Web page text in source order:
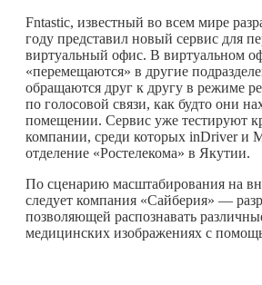
Fntastiс, известный во всем мире
году представил новый сервис для
виртуальный офис. В виртуальном
«перемещаются» в другие
обращаются друг к другу в режиме
по голосовой связи, как будто они
помещении. Сервис уже тестируют
компании, среди которых inDriver и
отделение «Ростелекома» в Якутии.
По сценарию масштабирования на
следует компания «Сайберия» —
позволяющей распознавать
медицинских изображениях с